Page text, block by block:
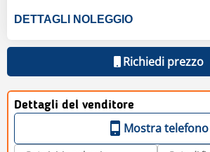
DETTAGLI NOLEGGIO
Richiedi prezzo
Dettagli del venditore
Mostra telefono